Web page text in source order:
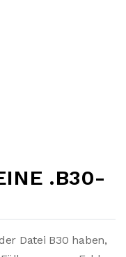
.B30-
Datei B30 haben,